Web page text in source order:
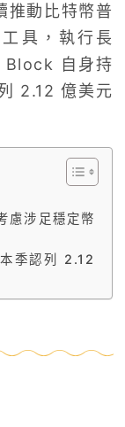
動比特幣普
具，執行長
Block 自身持
2.12 億美元
慮涉足穩定幣
季認列 2.12